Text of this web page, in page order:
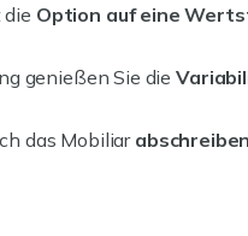
Option auf eine
genießen Sie die
das Mobiliar abschreiben